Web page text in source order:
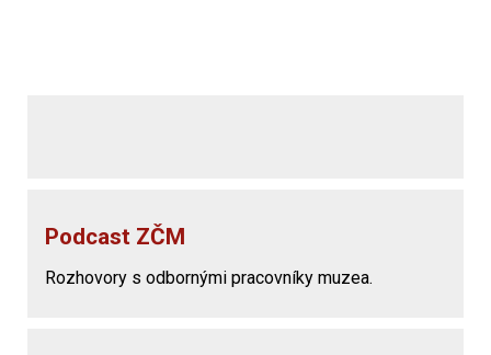
Podcast ZČM
Rozhovory s odbornými pracovníky muzea.